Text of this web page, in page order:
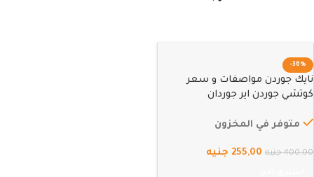
-36%
نايك جوردن مواصفات و سعر
كوتشي جوردن اير جوردان
متوفر في المخزون
400,00 جنيه 255,00 جنيه